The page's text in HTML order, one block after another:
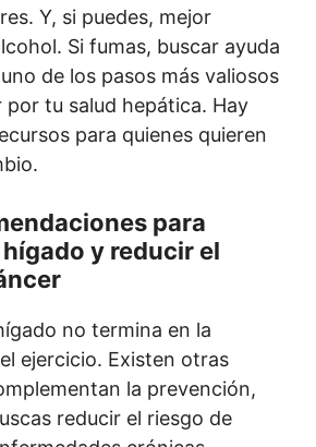
Y, si puedes, mejor
Si fumas, buscar ayuda
de los pasos más valiosos
por tu salud hepática. Hay
para quienes quieren
para
y reducir el
no termina en la
ejercicio. Existen otras
la prevención,
reducir el riesgo de